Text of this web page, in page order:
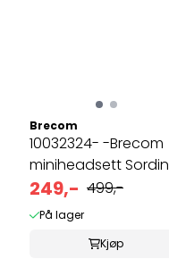
Brecom
10032324- -Brecom
miniheadsett Sordin
3,5mm - ...
249,- 499,-
På lager
Kjøp